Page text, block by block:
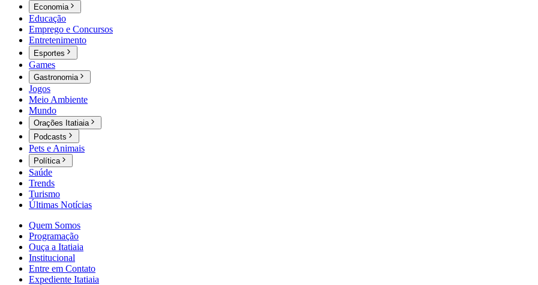
Economia
Educação
Emprego e Concursos
Entretenimento
Esportes
Games
Gastronomia
Jogos
Meio Ambiente
Mundo
Orações Itatiaia
Podcasts
Pets e Animais
Política
Saúde
Trends
Turismo
Últimas Notícias
Quem Somos
Programação
Ouça a Itatiaia
Institucional
Entre em Contato
Expediente Itatiaia